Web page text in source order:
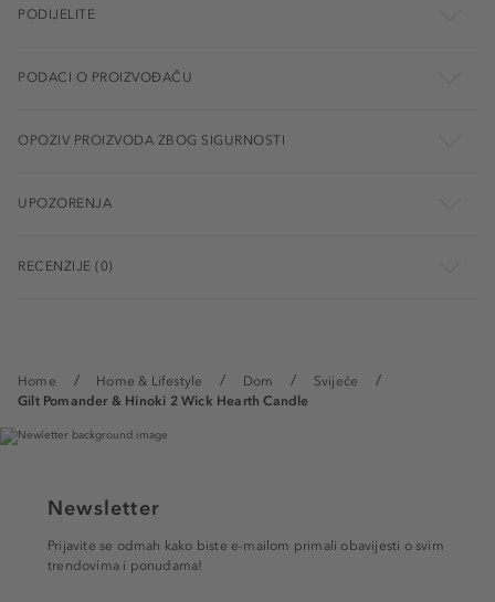
Home Home & Lifestyle Dom
Svijeće
Gilt Pomander & Hinoki 2 Wick Hearth Candle
PODIJELITE
PODACI O PROIZVOĐAČU
OPOZIV PROIZVODA ZBOG SIGURNOSTI
UPOZORENJA
RECENZIJE (0)
Newsletter
Prijavite se odmah kako biste e-mailom primali obavijesti o svim
trendovima i ponudama!